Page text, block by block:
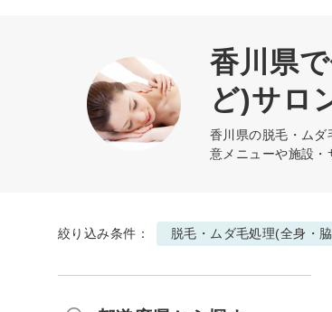
香川県
ど)サロ
香川県の脱毛・ム
意メニューや施設・
絞り込み条件： 脱毛・ムダ毛処理(全身・